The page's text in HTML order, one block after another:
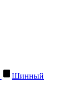
Шинный